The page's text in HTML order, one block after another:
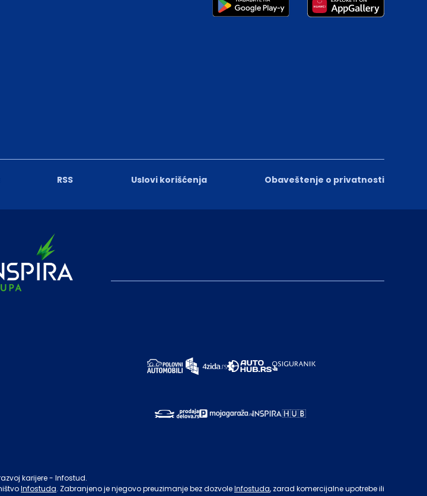
RSS Uslovi korišćenja Obaveštenje o privatnosti
karijere - Infostud.
Infostuda. Zabranjeno je njegovo preuzimanje bez dozvoleInfostuda, zarad komercijalne upotrebe ili